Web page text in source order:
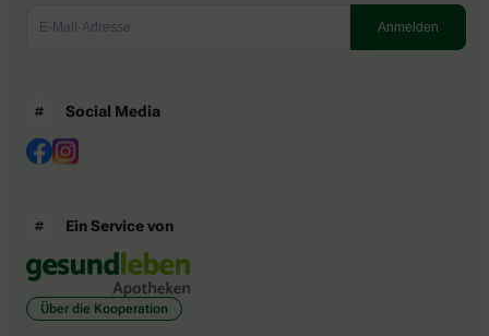
Social Media
Ein Service von
Über die Kooperation